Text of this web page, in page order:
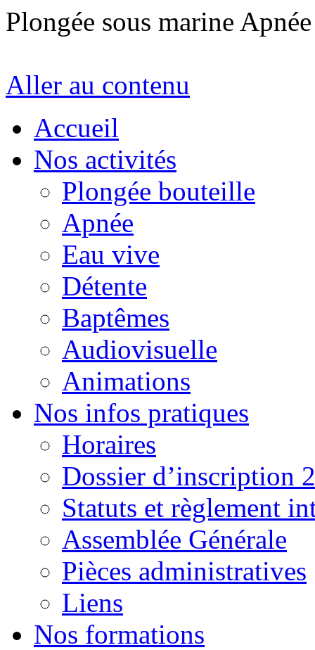
Plongée sous marine
Aller au contenu
Accueil
Nos activités
Plongée bouteille
Apnée
Eau vive
Détente
Baptêmes
Audiovisuelle
Animations
Nos infos pratiques
Horaires
Dossier d’inscription
Statuts et règlement
Assemblée Générale
Pièces administratives
Liens
Nos formations